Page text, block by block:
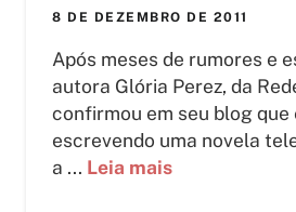
8 DE DEZEMBRO DE 2011
Após meses de rumores e
autora Glória Perez, da
confirmou em seu blog que
escrevendo uma novela
a ... Leia mais